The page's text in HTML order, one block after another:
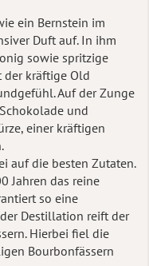
ein Bernstein im
Duft auf. In ihm
sowie spritzige
der kräftige Old
Auf der Zunge
und
einer kräftigen
auf die besten Zutaten.
Jahren das reine
so eine
Destillation reift der
Hierbei fiel die
Bourbonfässern